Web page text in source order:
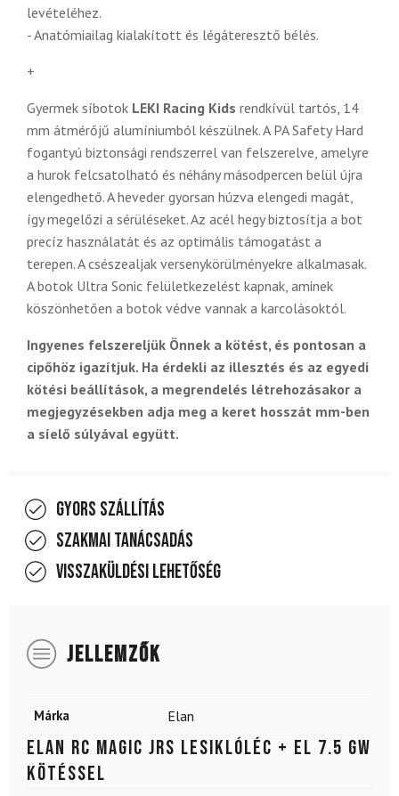
levételéhez.
- Anatómiailag kialakított és légáteresztő bélés.
+
Gyermek síbotok LEKI Racing Kids rendkívül tartós, 14
mm átmérőjű alumíniumból készülnek. A PA Safety Hard
fogantyú biztonsági rendszerrel van felszerelve, amelyre
a hurok felcsatolható és néhány másodpercen belül újra
elengedhető. A heveder gyorsan húzva elengedi magát,
így megelőzi a sérüléseket. Az acél hegy biztosítja a bot
precíz használatát és az optimális támogatást a
terepen. A csészealjak versenykörülményekre alkalmasak.
A botok Ultra Sonic felületkezelést kapnak, aminek
köszönhetően a botok védve vannak a karcolásoktól.
Ingyenes felszereljük Önnek a kötést, és pontosan a
cipőhöz igazítjuk. Ha érdekli az illesztés és az egyedi
kötési beállítások, a megrendelés létrehozásakor a
megjegyzésekben adja meg a keret hosszát mm-ben
a síelő súlyával együtt.
Gyors szállítás
Szakmai tanácsadás
Visszaküldési lehetőség
JELLEMZŐK
Márka Elan
ELAN RC Magic JRS lesiklóléc + EL 7.5 GW
kötéssel